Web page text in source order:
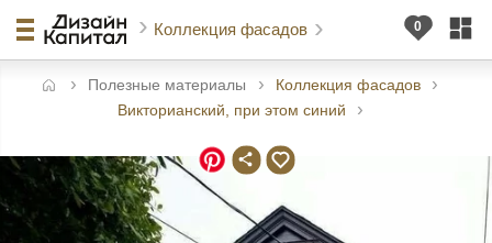
Коллекция фасадов
Полезные материалы
Коллекция фасадов
Викторианский, при этом синий